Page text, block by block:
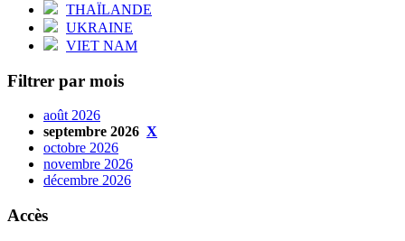
THAÏLANDE
UKRAINE
VIET NAM
Filtrer par mois
août 2026
septembre 2026 X
octobre 2026
novembre 2026
décembre 2026
Accès